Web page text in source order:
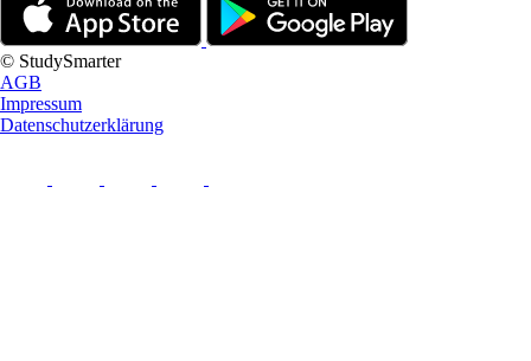
© StudySmarter
AGB
Impressum
Datenschutzerklärung